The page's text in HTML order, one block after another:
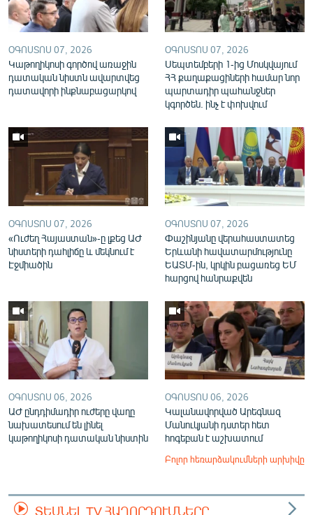
«Ազատության» բոլոր կայքերը
ՕԳՈՍՏՈՍ 07, 2026
Կաթողիկոսի գործով առաջին
դատական նիստն ավարտվեց
դատավորի ինքնաբացարկով
ՕԳՈՍՏՈՍ 07, 2026
Սեպտեմբերի 1-ից Մոսկվայում
ՀՀ քաղաքացիների համար նոր
պարտադիր պահանջներ
կգործեն. ինչ է փոխվում
ՕԳՈՍՏՈՍ 07, 2026
«Ուժեղ Հայաստան»-ը լքեց ԱԺ
նիստերի դահլիճը և մեկնում է
Էջմիածին
ՕԳՈՍՏՈՍ 07, 2026
Փաշինյանը վերահաստատեց
Երևանի հավատարմությունը
ԵԱՏՄ-ին, կրկին բացառեց ԵՄ
հարցով հանրաքվեն
ՕԳՈՍՏՈՍ 06, 2026
ԱԺ ընդդիմադիր ուժերը վաղը
նախատեսում են լինել
կաթողիկոսի դատական նիստին
ՕԳՈՍՏՈՍ 06, 2026
Կալանավորված Արեգնազ
Մանուկյանի դստեր հետ
հոգեբան է աշխատում
Բոլոր հեռարձակումների արխիվը
ՏԵՍՆԵԼ TV ՀԱՂՈՐԴՈՒՄՆԵՐԸ